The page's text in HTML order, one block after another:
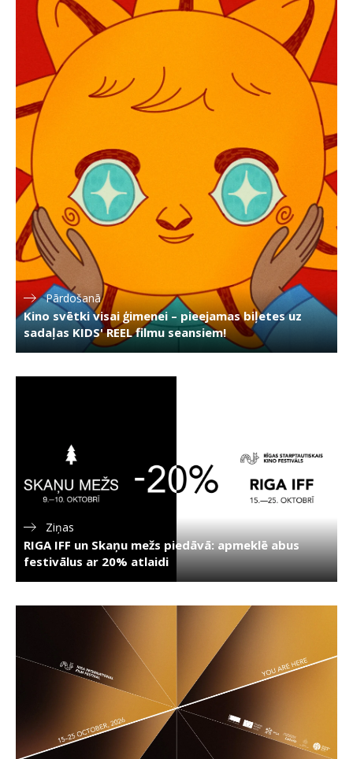
Pārdošanā
Kino svētki visai ģimenei – pieejamas biļetes uz
sadaļas KIDS' REEL filmu seansiem!
Ziņas
RIGA IFF un Skaņu mežs piedāvā: apmeklē abus
festivālus ar 20% atlaidi